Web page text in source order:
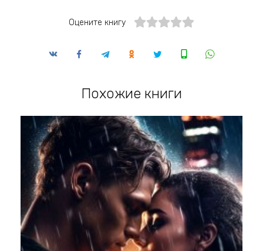
Оцените книгу
Похожие книги